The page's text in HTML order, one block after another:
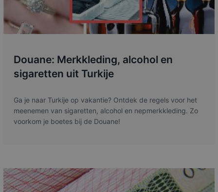
Douane: Merkkleding, alcohol en
sigaretten uit Turkije
Ga je naar Turkije op vakantie? Ontdek de regels voor het
meenemen van sigaretten, alcohol en nepmerkkleding. Zo
voorkom je boetes bij de Douane!